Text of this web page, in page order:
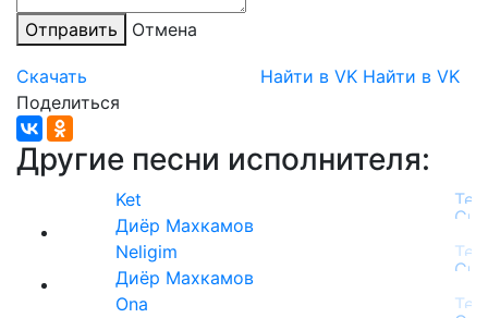
Отправить Отмена
Скачать Найти в VK Найти в VK
Поделиться
Другие песни исполнителя:
Ket
Диёр Махкамов
Neligim
Диёр Махкамов
Ona